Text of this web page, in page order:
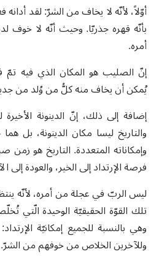
أوّلاً، لأنّه لا يخاف من الشرّ: لقد
بأنّه قهره جذريّا. وحيث أنّه لا
أمره.
إنّ الصليب هو المكان الذي فيه تمّ
يُمكن أن يخاف منه كلُّ من وُلد من
إضافة إلى ذلك، إنّ الدينونة
والتاريخ ليسا مكان الدينونة، بل
وإمكاناته المتعددة. التاريخ هو
فرصة الإرتداد إلى الخير، والعودة إلى
ليس الربّ في عجلة من أمره، لأنّه
تلك القوّة الحقيقيّة الوحيدة الّتي
وهي بالنسبة للجميع إمكانيّة
وللآخرين الخلاص من خوفهم من الشرّ.